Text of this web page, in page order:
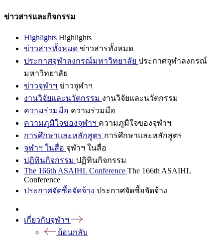
ข่าวสารและกิจกรรม
Highlights Highlights
ข่าวสารทั้งหมด ข่าวสารทั้งหมด
ประกาศจุฬาลงกรณ์มหาวิทยาลัย ประกาศจุฬาลงกรณ์
มหาวิทยาลัย
ข่าวจุฬาฯ ข่าวจุฬาฯ
งานวิจัยและนวัตกรรม งานวิจัยและนวัตกรรม
ความร่วมมือ ความร่วมมือ
ความภูมิใจของจุฬาฯ ความภูมิใจของจุฬาฯ
การศึกษาและหลักสูตร การศึกษาและหลักสูตร
จุฬาฯ ในสื่อ จุฬาฯ ในสื่อ
ปฏิทินกิจกรรม ปฏิทินกิจกรรม
The 166th ASAIHL Conference The 166th ASAIHL
Conference
ประกาศจัดซื้อจัดจ้าง ประกาศจัดซื้อจัดจ้าง
เกี่ยวกับจุฬาฯ
ย้อนกลับ